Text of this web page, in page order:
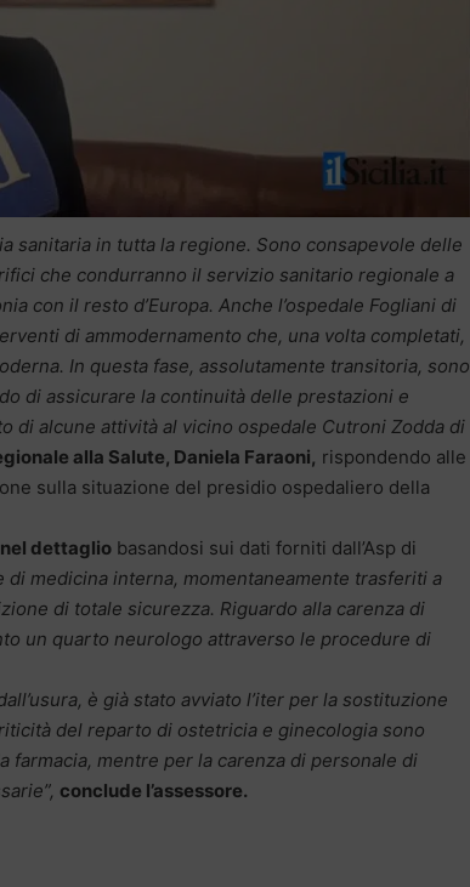
sanitaria in tutta la regione. Sono consapevole delle
che condurranno il servizio sanitario regionale a
con il resto d’Europa. Anche l’ospedale Fogliani di
di ammodernamento che, una volta completati,
In questa fase, assolutamente transitoria, sono
di assicurare la continuità delle prestazioni e
di alcune attività al vicino ospedale Cutroni Zodda di
alla Salute, Daniela Faraoni, rispondendo alle
sulla situazione del presidio ospedaliero della
nel dettaglio basandosi sui dati forniti dall’Asp di
medicina interna, momentaneamente trasferiti a
di totale sicurezza. Riguardo alla carenza di
un quarto neurologo attraverso le procedure di
è già stato avviato l’iter per la sostituzione
del reparto di ostetricia e ginecologia sono
mentre per la carenza di personale di
conclude l’assessore.